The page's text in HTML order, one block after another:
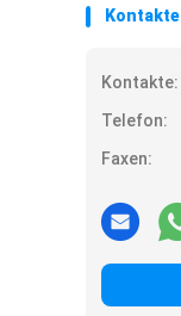
Kontakte
Kontakte:
Telefon:
Faxen: